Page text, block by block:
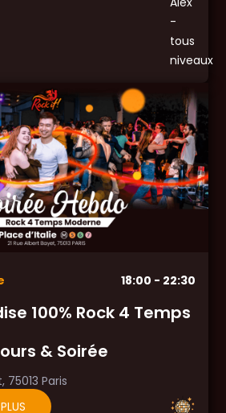
18:00 - 22:30
100% Rock 4 Temps
& Soirée
75013 Paris